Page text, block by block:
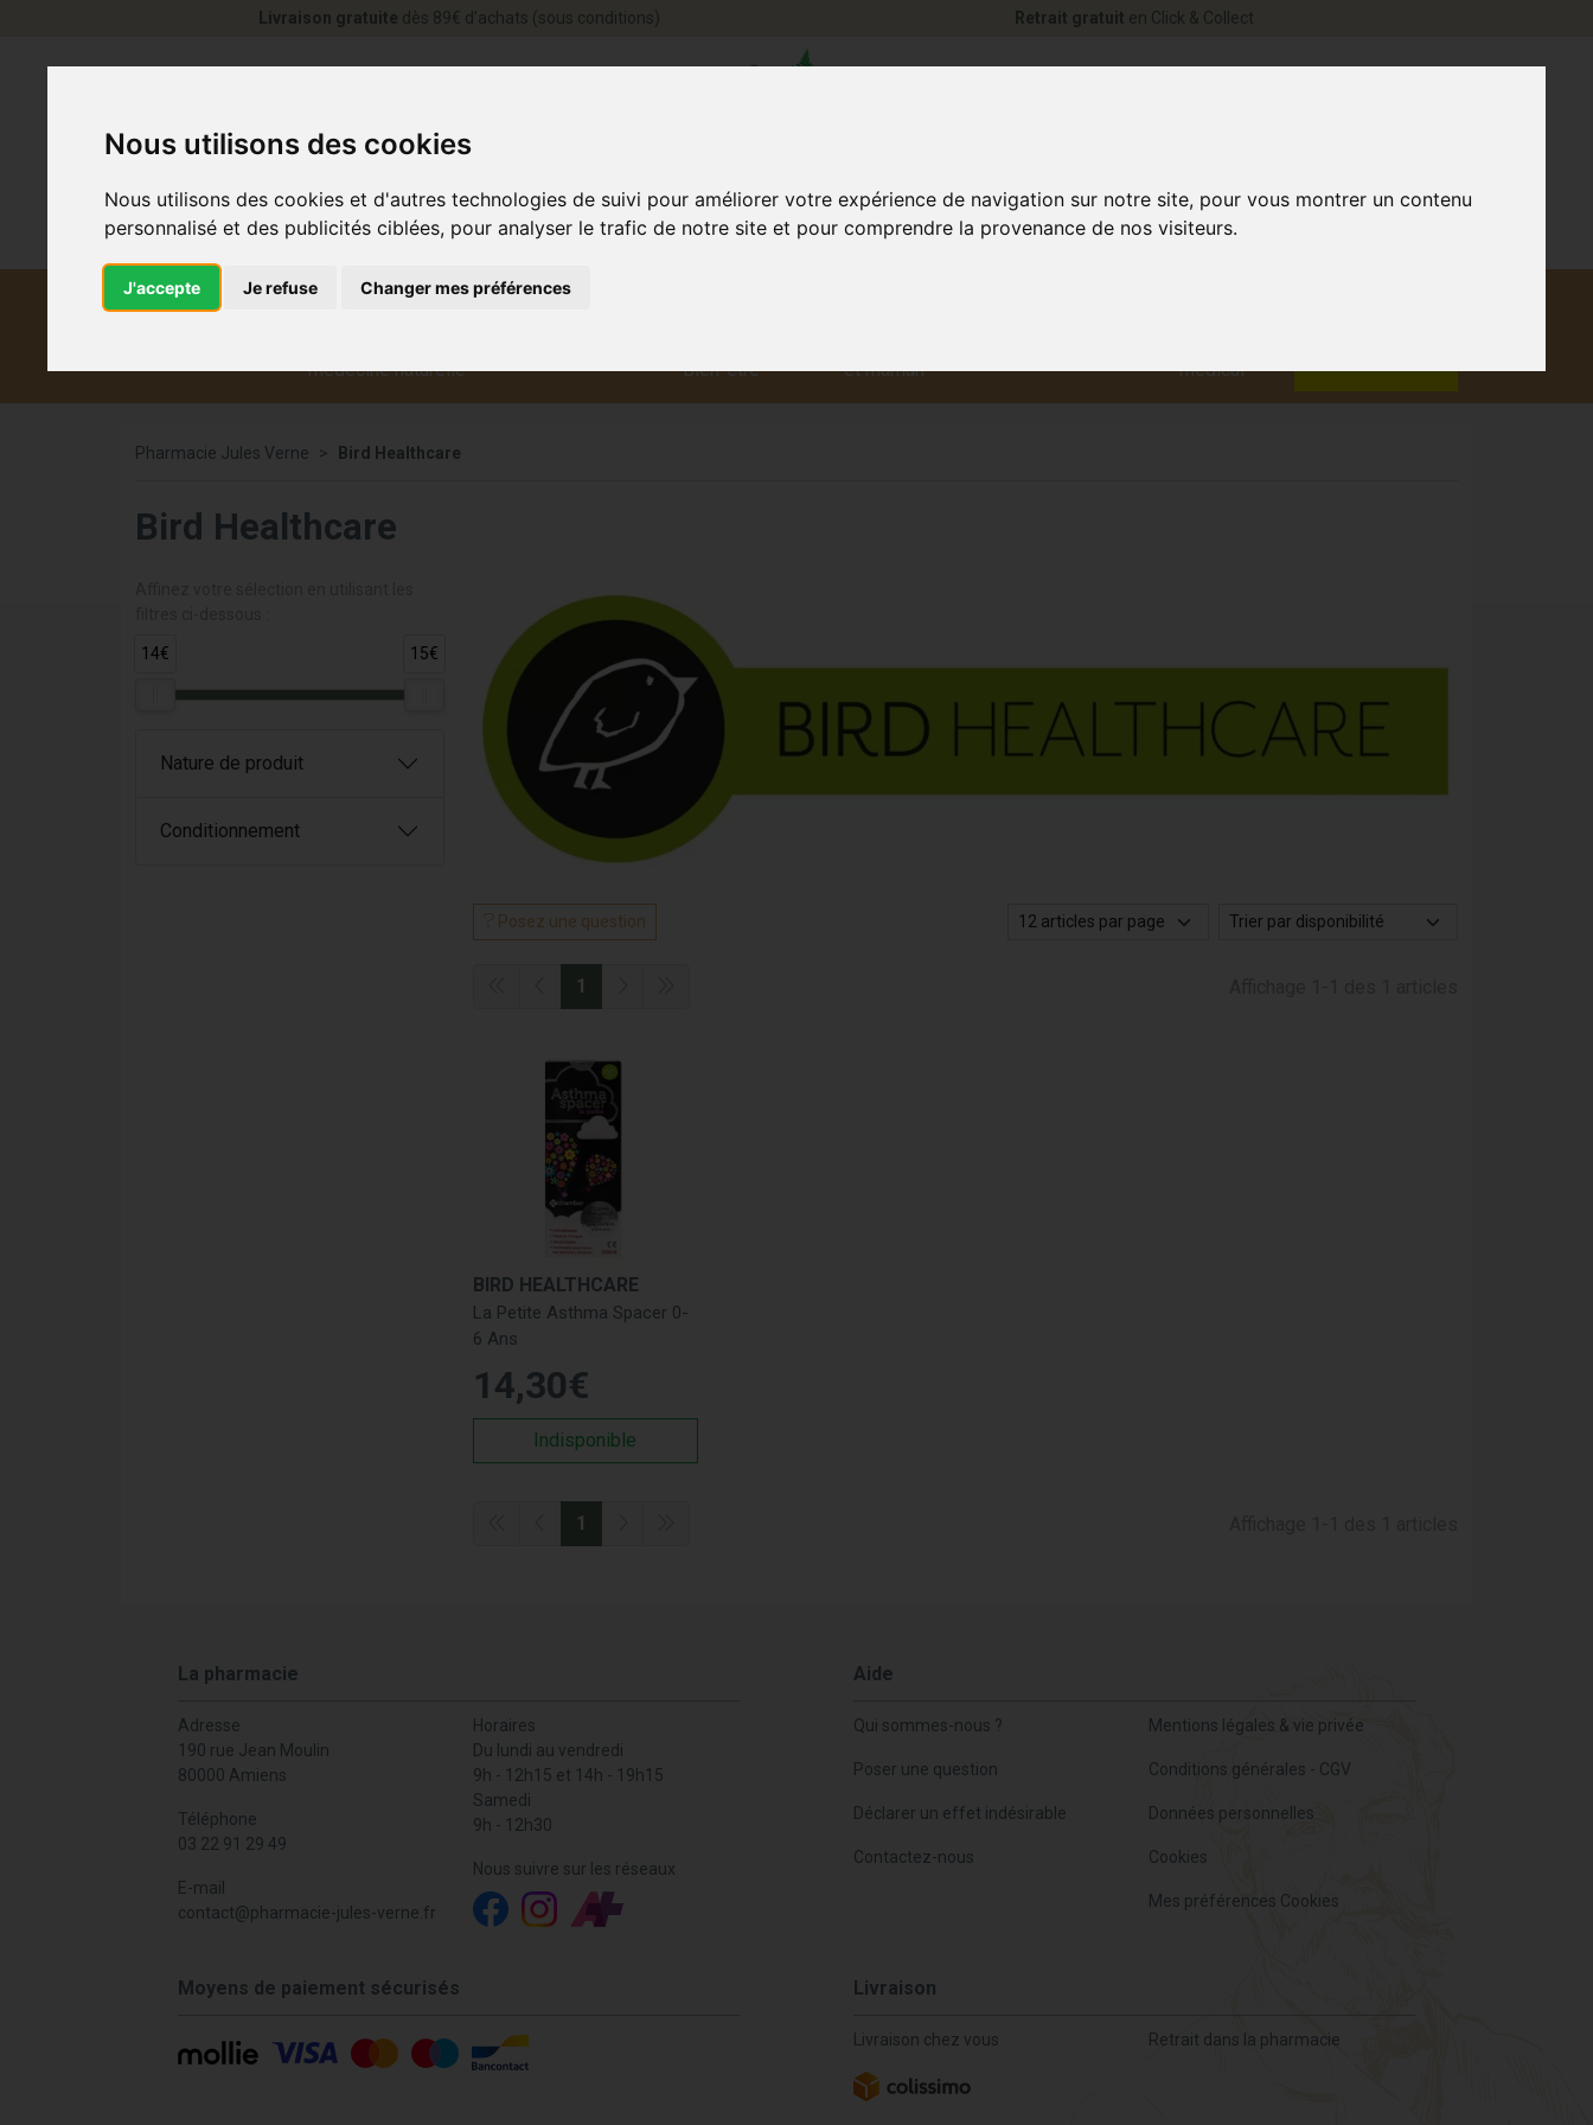
Nous utilisons des cookies
Nous utilisons des cookies et d'autres technologies de suivi pour améliorer votre expérience de navigation sur notre site, pour vous montrer un contenu
personnalisé et des publicités ciblées, pour analyser le trafic de notre site et pour comprendre la provenance de nos visiteurs.
J'accepte Je refuse Changer mes préférences
Livraison gratuite dès 89€ d’achats (sous conditions) Retrait gratuit en Click & Collect
médecine naturelle
Bien-être
et maman
médical
Pharmacie Jules Verne Bird Healthcare
Bird Healthcare
Posez une question
1
BIRD HEALTHCARE
La Petite Asthma Spacer 0-
6 Ans
14,30€
Indisponible
1
14€ 15€
Nature de produit
Conditionnement
La pharmacie
Adresse
190 rue Jean Moulin
80000 Amiens
Téléphone
03 22 91 29 49
E-mail
contact@pharmacie-jules-verne.fr
Horaires
Du lundi au vendredi
9h - 12h15 et 14h - 19h15
Samedi
9h - 12h30
Nous suivre sur les réseaux
Aide
Qui sommes-nous ?
Poser une question
Déclarer un effet indésirable
Contactez-nous
Mentions légales & vie privée
Conditions générales - CGV
Données personnelles
Cookies
Mes préférences Cookies
Moyens de paiement sécurisés Livraison
Livraison chez vous Retrait dans la pharmacie